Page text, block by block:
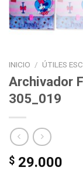
INICIO / ÚTILES
Archivador
305_019
$ 29.000